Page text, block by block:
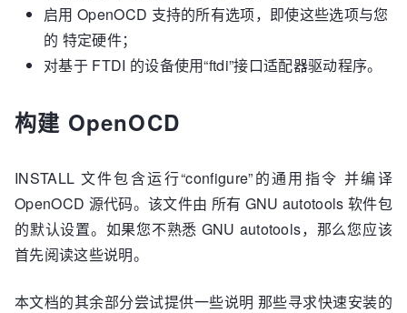
启用 OpenOCD 支持的所有选项，即使这些选项与您
的 特定硬件；
对基于 FTDI 的设备使用“ftdi”接口适配器驱动程序。
构建 OpenOCD
INSTALL 文件包含运行“configure”的通用指令 并编译
OpenOCD 源代码。该文件由 所有 GNU autotools 软件包
的默认设置。如果您不熟悉 GNU autotools，那么您应该
首先阅读这些说明。
本文档的其余部分尝试提供一些说明 那些寻求快速安装的